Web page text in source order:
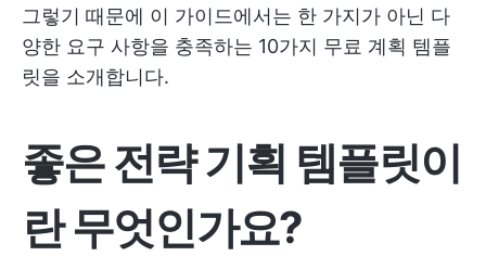
그렇기 때문에 이 가이드에서는 한 가지가 아닌 다
양한 요구 사항을 충족하는 10가지 무료 계획 템플
릿을 소개합니다.
좋은 전략 기획 템플릿이
란 무엇인가요?